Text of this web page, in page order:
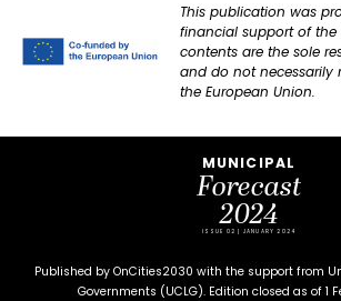
This publication was
financial support of the
contents are the sole
and do not necessarily
the European Union.
MUNICIPAL
Forecast
2024
ISSUE 02 | JANUARY 2024
Published by OnCities2030 with the support from
Governments (UCLG). Edition closed as of 1